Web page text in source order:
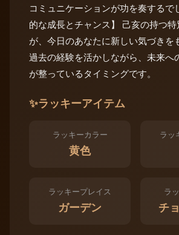
コミュニケーションが功を奏するで
的な成長とチャンス】 己亥の持つ
が、今日のあなたに新しい気づきを
過去の経験を活かしながら、未来へ
が整っているタイミングです。
✨ラッキーアイテム
ラッキーカラー
黄色
ラッ
ラッキープレイス
ガーデン
ラ
チ